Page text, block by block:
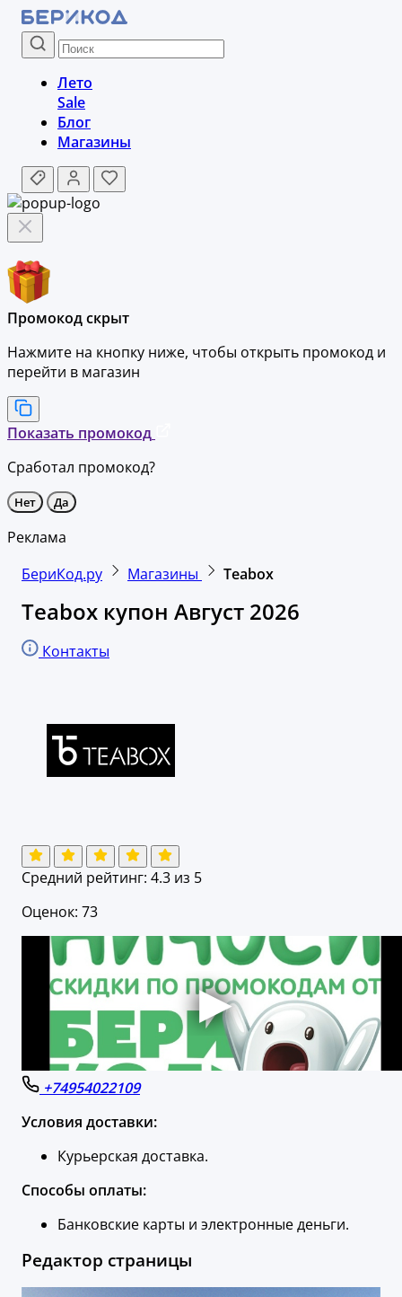
Лето
Sale
Блог
Магазины
Промокод скрыт
Нажмите на кнопку ниже, чтобы открыть промокод и
перейти в магазин
Показать промокод
Сработал промокод?
Нет Да
Реклама
БериКод.ру
Магазины Teabox
Teabox купон Август 2026
Контакты
Средний рейтинг: 4.3 из 5
Оценок: 73
+74954022109
Условия доставки:
Курьерская доставка.
Способы оплаты:
Банковские карты и электронные деньги.
Редактор страницы